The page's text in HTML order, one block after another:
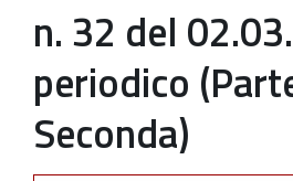
n. 32 del
periodico
Seconda)